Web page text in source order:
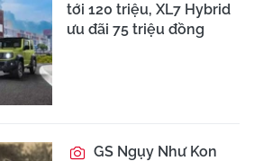
tới 120 triệu, XL7 Hybrid
ưu đãi 75 triệu đồng
GS Ngụy Như Kon